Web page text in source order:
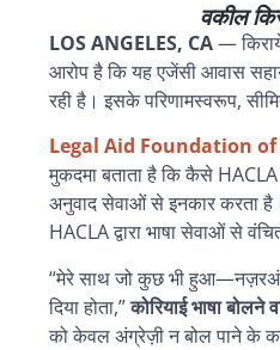
वकील
LOS ANGELES, CA—
आरोप है कि यह एजेंसी आवास
रही है। इसके परिणामस्वरूप,
Legal Aid Foundation of
मुकदमा बताता है कि कैसे HACLA
अनुवाद सेवाओं से इनकार करता है।
HACLAद्वाराभाषासेवाओंसे
“मेरे साथ जो कुछ भी
दिया होता,”कोरियाई भाषा
को केवल अंग्रेज़ी न बोल पाने के